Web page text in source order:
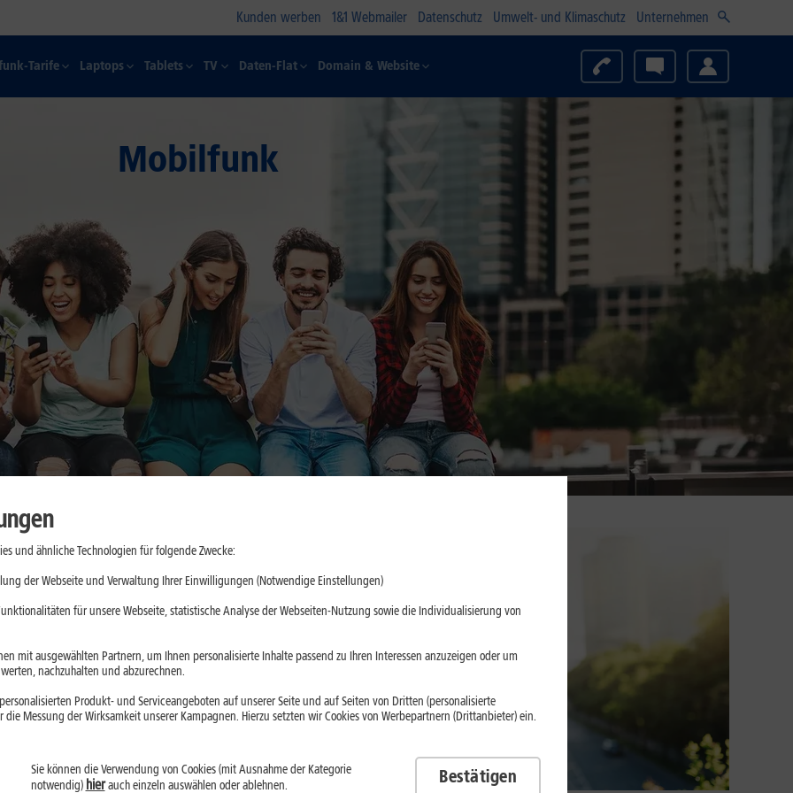
Kunden werben 1&1 Webmailer Datenschutz Umwelt- und Klimaschutz Unternehmen
Tarife Laptops Tablets TV Daten-Flat Domain & Website
Mobilfunk
Updates
belasten. Mit
kannst Du
und ähnliche Technologien für folgende Zwecke:
der Webseite und Verwaltung Ihrer Einwilligungen (Notwendige Einstellungen)
für unsere Webseite, statistische Analyse der Webseiten-Nutzung sowie die Individualisierung von
mit ausgewählten Partnern, um Ihnen personalisierte Inhalte passend zu Ihren Interessen anzuzeigen oder um
nachzuhalten und abzurechnen.
Produkt- und Serviceangeboten auf unserer Seite und auf Seiten von Dritten (personalisierte
Messung der Wirksamkeit unserer Kampagnen. Hierzu setzten wir Cookies von Werbepartnern (Drittanbieter) ein.
Sie können die Verwendung von Cookies (mit Ausnahme der Kategorie
notwendig) hierauch einzeln auswählen oder ablehnen. Bestätigen